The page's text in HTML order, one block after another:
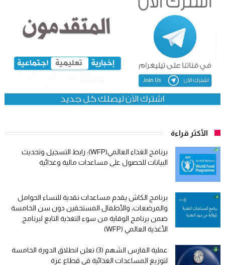
الأكثر قراءة
برنامج الغذاء العالمي(WFP): رابط التسجيل وتحديث
البيانات للحصول على مساعدات مالية وغذائية
برنامج الكاش يقدم مساعدات نقدية للنساء الحوامل
والمرضعات، والأطفال المستحقين دون سن الخامسة
ضمن برنامج الوقاية من سوء التغذية التابع لبرنامج
الأغذية العالمي (WFP)
عملية الفارس الشهم (3) تعلن انطلاق الدورة الخامسة
لتوزيع المساعدات الغذائية في قطاع غزة